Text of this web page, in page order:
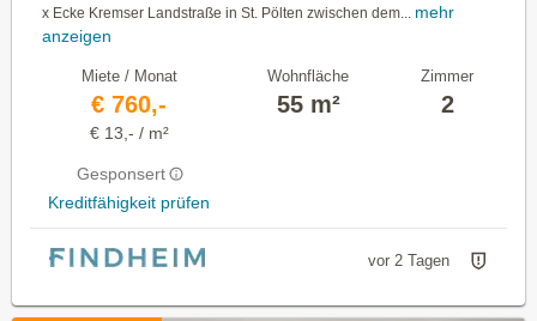
x Ecke Kremser Landstraße in St. Pölten zwischen dem... mehr
anzeigen
Miete / Monat
€ 760,-
€ 13,- / m²
Gesponsert
Kreditfähigkeit prüfen
Wohnfläche
55 m²
Zimmer
2
vor 2 Tagen